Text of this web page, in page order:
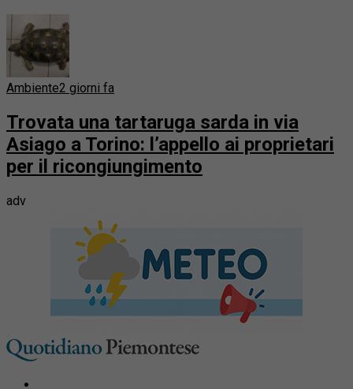
Ambiente2 giorni fa
Trovata una tartaruga sarda in via
Asiago a Torino: l’appello ai proprietari
per il ricongiungimento
adv